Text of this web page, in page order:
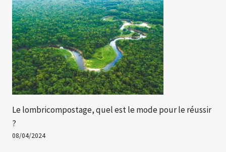
Le lombricompostage, quel est le mode pour le réussir
?
08/04/2024